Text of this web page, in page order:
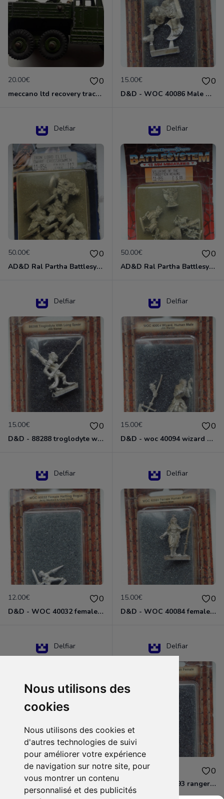
Nous utilisons des
cookies
Nous utilisons des cookies et
d'autres technologies de suivi
pour améliorer votre expérience
de navigation sur notre site, pour
vous montrer un contenu
personnalisé et des publicités
20.00€ 0
meccano ltd recovery tractor N°661
15.00€ 0
D&D - WOC 40086 Male Dwarven Cleric Miniature - Donjons Dragons
Delfiar
50.00€ 0
AD&D Ral Partha Battlesystem Miniatures Pack Iron Lord Dwarf Crossbowmen 11-854
Delfiar
50.00€ 0
AD&D Ral Partha Battlesystem Villains/Forgotten Realms 11-955 Miniatures
Delfiar
15.00€ 0
D&D - 88288 troglodyte with long Miniature - Donjons Dragons
Delfiar
15.00€ 0
D&D - woc 40094 wizard human male Miniature - Donjons Dragons
Delfiar
12.00€ 0
D&D - WOC 40032 female halfling rogue Miniature - Donjons Dragons
Delfiar
15.00€ 0
D&D - WOC 40084 female human wizard Miniature - Donjons Dragons
Delfiar
15.00€ 0
D&D - 88286 paladin human male Miniature - Donjons Dragons
Delfiar
12.00€ 0
D&D - WOC 40093 ranger human female Miniature - Donjons Dragons